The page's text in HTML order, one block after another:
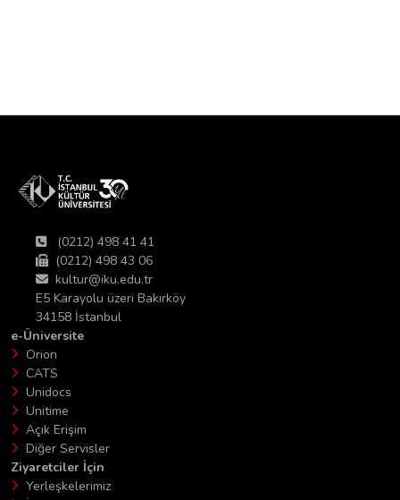
(0212) 498 41 41
(0212) 498 43 06
kultur@iku.edu.tr
E5 Karayolu üzeri Bakırköy
34158 İstanbul
e-Üniversite
Orion
CATS
Unidocs
Unitime
Açık Erişim
Diğer Servisler
Ziyaretciler İçin
Yerleşkelerimiz